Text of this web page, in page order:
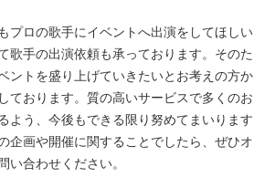
プロの歌手にイベントへ出演をしてほしい
歌手の出演依頼も承っております。そのた
ントを盛り上げていきたいとお考えの方か
ております。質の高いサービスで多くのお
よう、今後もできる限り努めてまいります
企画や開催に関することでしたら、ぜひオ
い合わせください。